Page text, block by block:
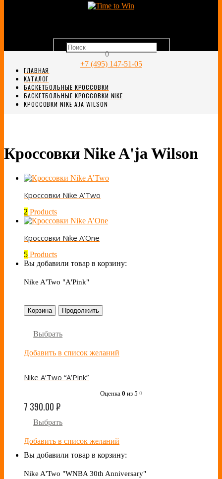
0
+7 (495) 147-51-05
ГЛАВНАЯ
КАТАЛОГ
БАСКЕТБОЛЬНЫЕ КРОССОВКИ
БАСКЕТБОЛЬНЫЕ КРОССОВКИ NIKE
КРОССОВКИ NIKE A'JA WILSON
Кроссовки Nike A'ja Wilson
Кроссовки Nike A’Two
2 Products
Кроссовки Nike A’One
5 Products
Вы добавили товар в корзину:
Nike A'Two "A'Pink"
Корзина Продолжить
Выбрать
Добавить в список желаний
Nike A’Two “A’Pink”
Оценка 0 из 5 0
7 390.00₽
Выбрать
Добавить в список желаний
Вы добавили товар в корзину:
Nike A'Two "WNBA 30th Anniversary"